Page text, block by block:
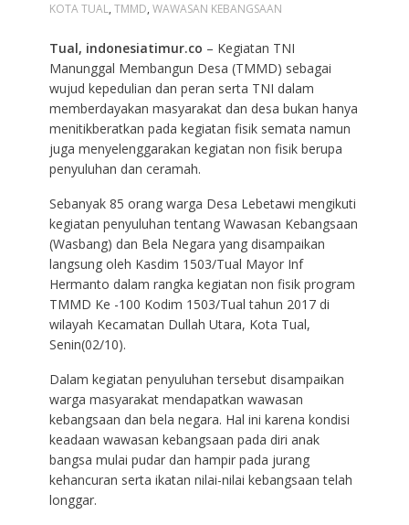
KOTA TUAL, TMMD, WAWASAN KEBANGSAAN
Tual, indonesiatimur.co – Kegiatan TNI
Manunggal Membangun Desa (TMMD) sebagai
wujud kepedulian dan peran serta TNI dalam
memberdayakan masyarakat dan desa bukan hanya
menitikberatkan pada kegiatan fisik semata namun
juga menyelenggarakan kegiatan non fisik berupa
penyuluhan dan ceramah.
Sebanyak 85 orang warga Desa Lebetawi mengikuti
kegiatan penyuluhan tentang Wawasan Kebangsaan
(Wasbang) dan Bela Negara yang disampaikan
langsung oleh Kasdim 1503/Tual Mayor Inf
Hermanto dalam rangka kegiatan non fisik program
TMMD Ke -100 Kodim 1503/Tual tahun 2017 di
wilayah Kecamatan Dullah Utara, Kota Tual,
Senin(02/10).
Dalam kegiatan penyuluhan tersebut disampaikan
warga masyarakat mendapatkan wawasan
kebangsaan dan bela negara. Hal ini karena kondisi
keadaan wawasan kebangsaan pada diri anak
bangsa mulai pudar dan hampir pada jurang
kehancuran serta ikatan nilai-nilai kebangsaan telah
longgar.